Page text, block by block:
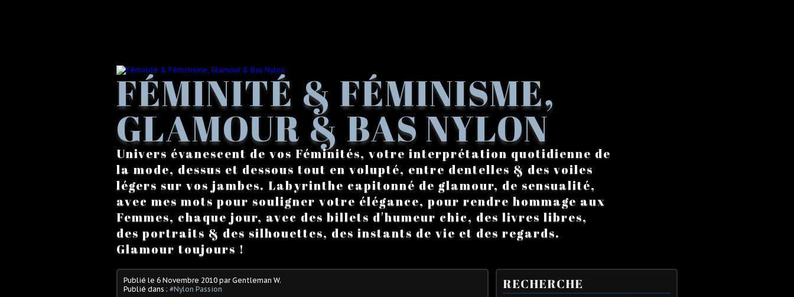
FÉMINITÉ & FÉMINISME,
GLAMOUR & BAS NYLON
Univers évanescent de vos Féminités, votre interprétation quotidienne de
la mode, dessus et dessous tout en volupté, entre dentelles & des voiles
légers sur vos jambes. Labyrinthe capitonné de glamour, de sensualité,
avec mes mots pour souligner votre élégance, pour rendre hommage aux
Femmes, chaque jour, avec des billets d'humeur chic, des livres libres,
des portraits & des silhouettes, des instants de vie et des regards.
Glamour toujours !
Publié le 6 Novembre 2010 par Gentleman W.
Publié dans : #Nylon Passion RECHERCHE